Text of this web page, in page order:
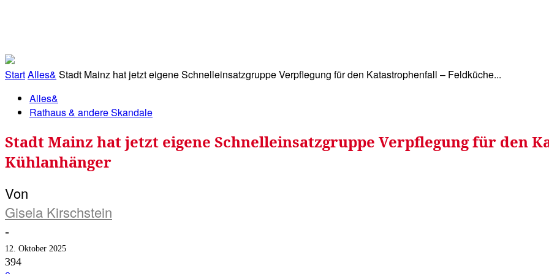
StartAlles& Stadt Mainz hat jetzt eigene Schnelleinsatzgruppe Verpflegung für den Katastrophenfall – Feldküche...
Alles&
Rathaus & andere Skandale
Stadt Mainz hat jetzt eigene Schnelleinsatzgruppe Verpflegung für den
Kühlanhänger
Von
Gisela Kirschstein
-
12. Oktober 2025
394